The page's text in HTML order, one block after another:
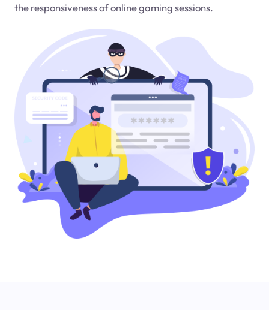
the responsiveness of online gaming sessions.